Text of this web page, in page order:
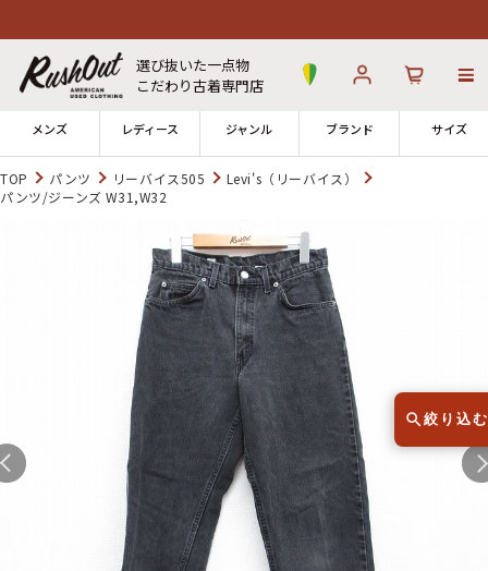
選び抜いた一点物
こだわり古着専門店
メンズ レディース ジャンル ブランド サイズ
ログイン
全国7店舗・公式通販の比較
発送について 12時までのご注文で当日出荷！
※対応不可：日祝、長期休暇、セール
Search by Hotword 今週のHOTワード（7/29〜8/4）
TOP パンツ リーバイス505
Levi's（リーバイス）
パンツ/ジーンズ W31,W32
絞り込む